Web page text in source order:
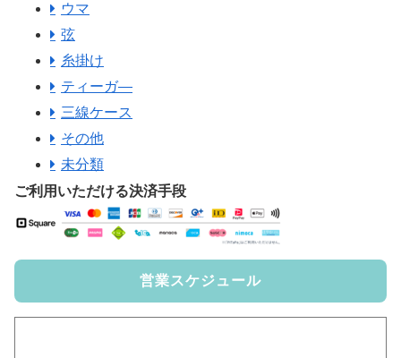
ウマ
弦
糸掛け
ティーガ―
三線ケース
その他
未分類
ご利用いただける決済手段
営業スケジュール